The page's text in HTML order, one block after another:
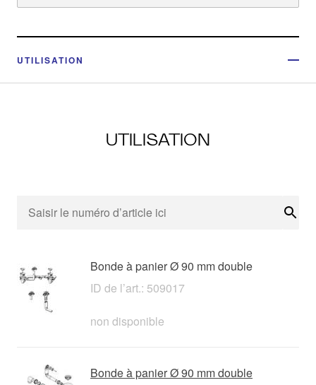
UTILISATION
UTILISATION
Bonde à panier Ø 90 mm double
ID de l’art.: 509017
non disponible
Bonde à panier Ø 90 mm double